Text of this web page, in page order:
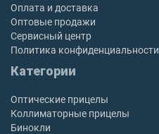
Оплата и доставка
Оптовые продажи
Сервисный центр
Политика конфиденциальности
Категории
Оптические прицелы
Коллиматорные прицелы
Бинокли